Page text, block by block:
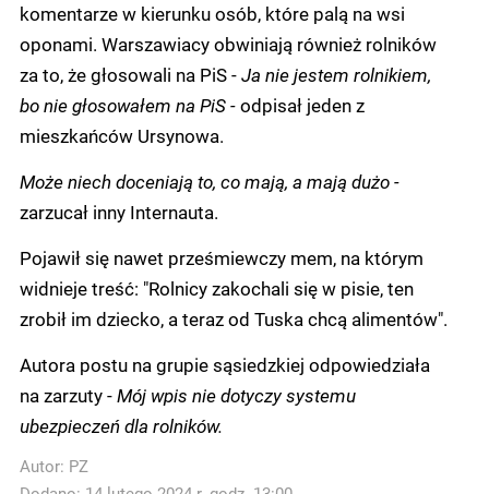
komentarze w kierunku osób, które palą na wsi
oponami. Warszawiacy obwiniają również rolników
za to, że głosowali na PiS -Ja nie jestem rolnikiem,
bo nie głosowałem na PiS -odpisał jeden z
mieszkańców Ursynowa.
Może niech doceniają to, co mają, a mają dużo -
zarzucał inny Internauta.
Pojawił się nawet prześmiewczy mem, na którym
widnieje treść: "Rolnicy zakochali się w pisie, ten
zrobił im dziecko, a teraz od Tuska chcą alimentów".
Autora postu na grupie sąsiedzkiej odpowiedziała
na zarzuty -Mój wpis nie dotyczy systemu
ubezpieczeń dla rolników.
Autor: PZ